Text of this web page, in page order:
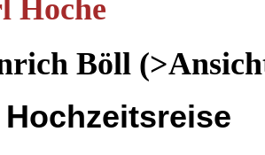
Hoche
Böll
Hochzeitsreise